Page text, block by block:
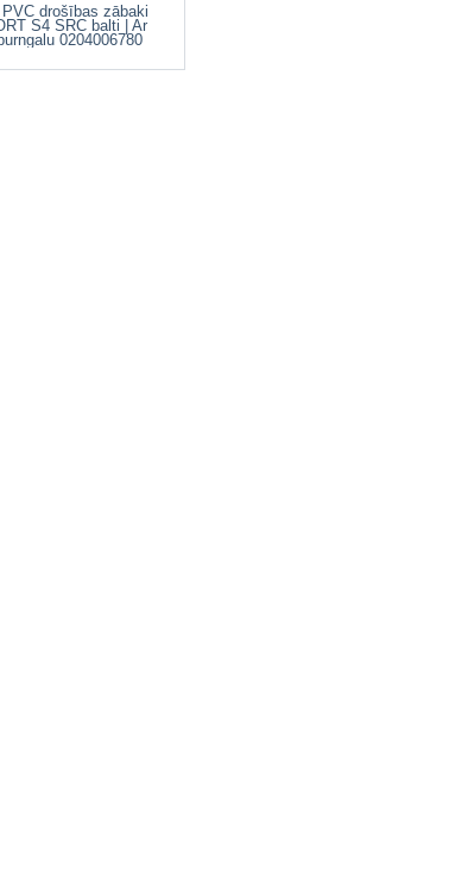
drošības zābaki
S4 SRC balti | Ar
0204006780